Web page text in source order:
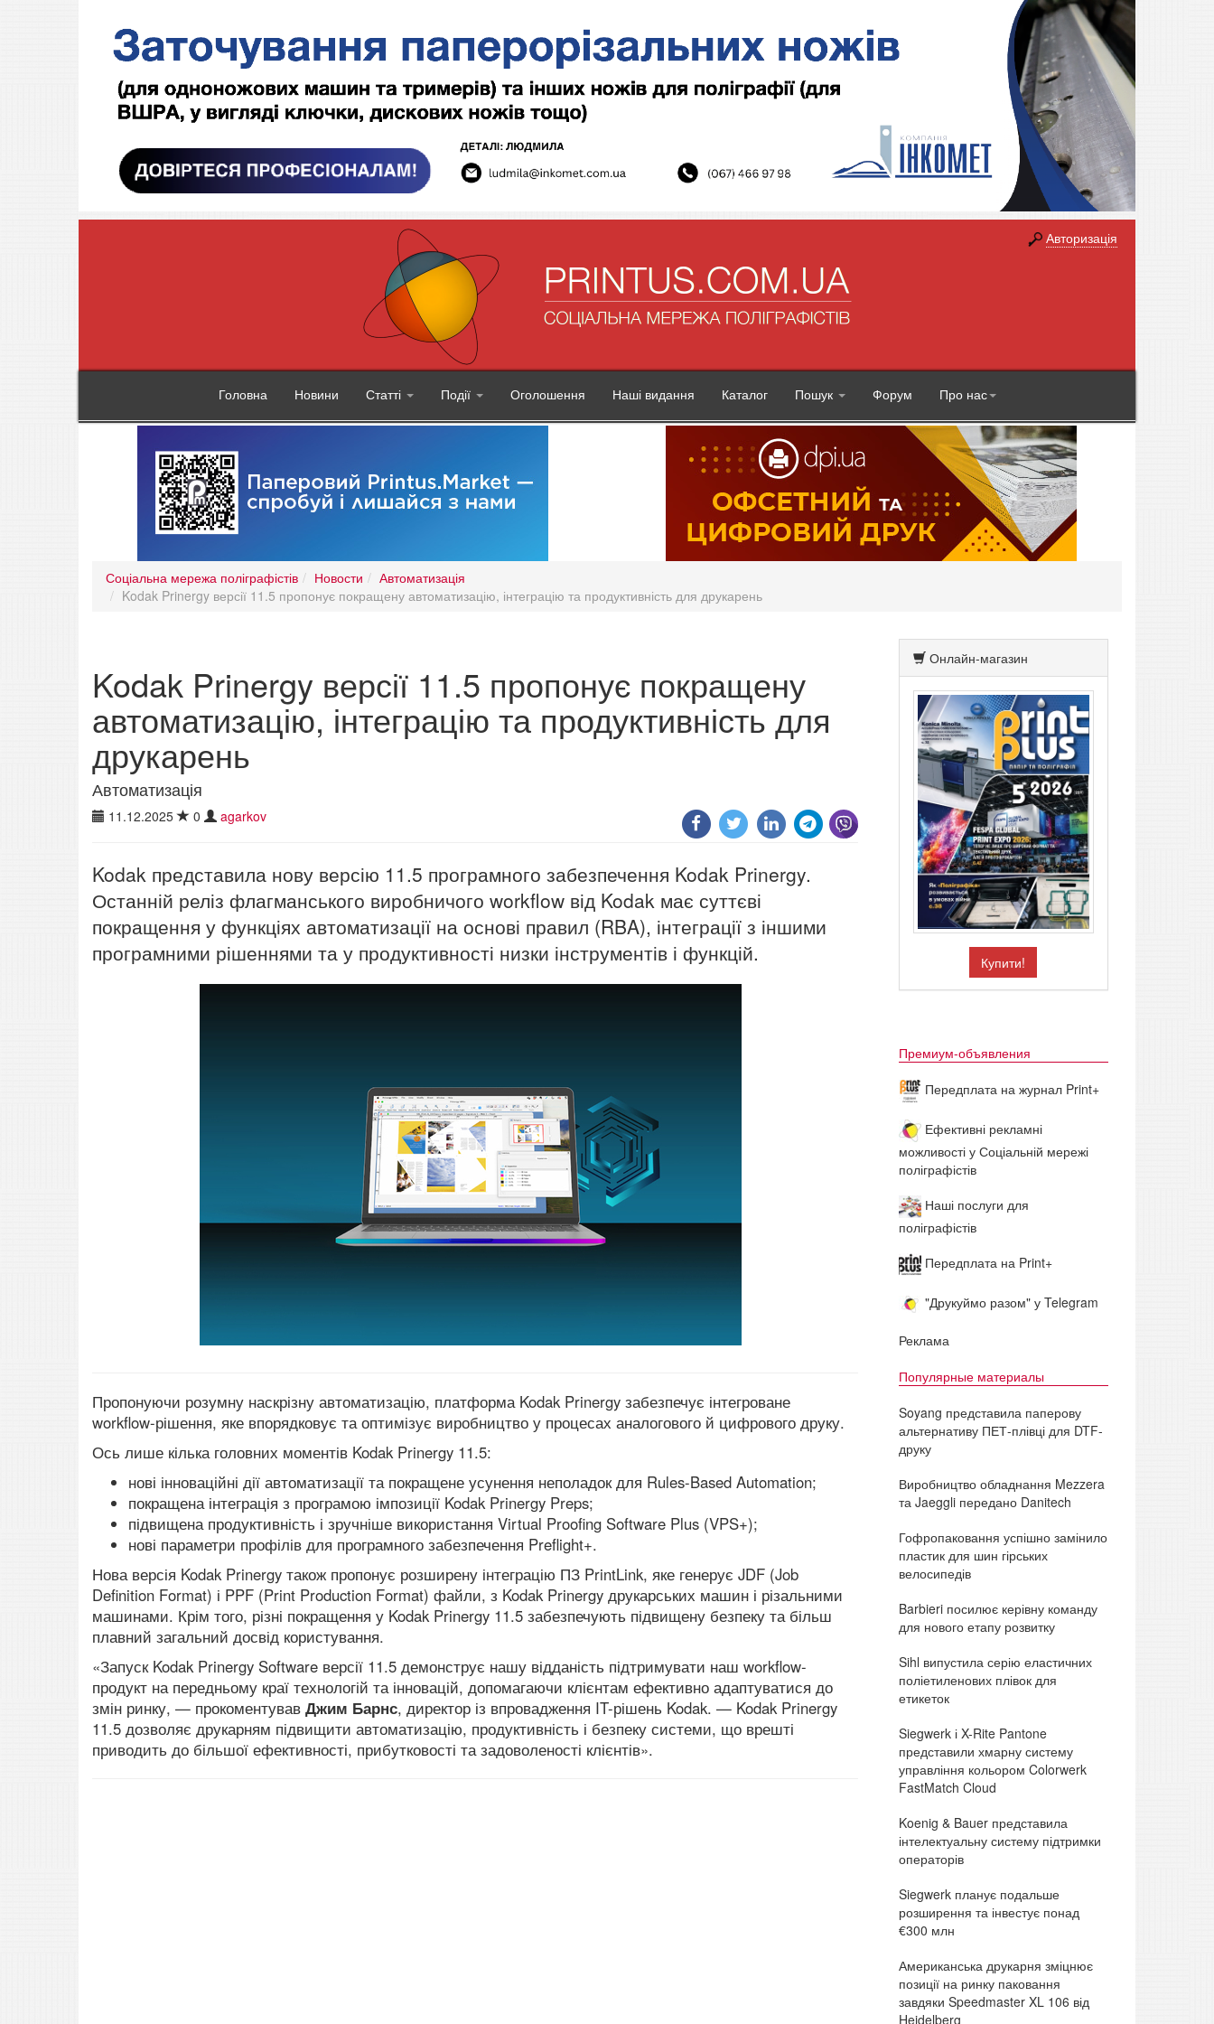
Авторизація
Головна Новини Статті Події Оголошення Наші видання Каталог Пошук Форум Про нас
Соціальна мережа поліграфістів Новости
Автоматизація
Kodak Prinergy версії 11.5 пропонує покращену автоматизацію, інтеграцію та продуктивність для друкарень
Kodak Prinergy версії 11.5 пропонує покращену
автоматизацію, інтеграцію та продуктивність для
друкарень
Автоматизація
11.12.2025 0 agarkov
Kodak представила нову версію 11.5 програмного забезпечення Kodak Prinergy.
Останній реліз флагманського виробничого workflow від Kodak має суттєві
покращення у функціях автоматизації на основі правил (RBA), інтеграції з іншими
програмними рішеннями та у продуктивності низки інструментів і функцій.
Пропонуючи розумну наскрізну автоматизацію, платформа Kodak Prinergy забезпечує інтегроване
workflow-рішення, яке впорядковує та оптимізує виробництво у процесах аналогового й цифрового друку.
Ось лише кілька головних моментів Kodak Prinergy 11.5:
нові інноваційні дії автоматизації та покращене усунення неполадок для Rules-Based Automation;
покращена інтеграція з програмою імпозиції Kodak Prinergy Preps;
підвищена продуктивність і зручніше використання Virtual Proofing Software Plus (VPS+);
нові параметри профілів для програмного забезпечення Preflight+.
Нова версія Kodak Prinergy також пропонує розширену інтеграцію ПЗ PrintLink, яке генерує JDF (Job
Definition Format) і PPF (Print Production Format) файли, з Kodak Prinergy друкарських машин і різальними
машинами. Крім того, різні покращення у Kodak Prinergy 11.5 забезпечують підвищену безпеку та більш
плавний загальний досвід користування.
«Запуск Kodak Prinergy Software версії 11.5 демонструє нашу відданість підтримувати наш workflow-
продукт на передньому краї технологій та інновацій, допомагаючи клієнтам ефективно адаптуватися до
змін ринку, — прокоментував Джим Барнс, директор із впровадження IT-рішень Kodak. — Kodak Prinergy
11.5 дозволяє друкарням підвищити автоматизацію, продуктивність і безпеку системи, що врешті
приводить до більшої ефективності, прибутковості та задоволеності клієнтів».
Онлайн-магазин
Купити!
Премиум-объявления
Передплата на журнал Print+
Ефективні рекламні
можливості у Соціальній мережі
поліграфістів
Наші послуги для
поліграфістів
Передплата на Print+
"Друкуймо разом" у Telegram
Реклама
Популярные материалы
Soyang представила паперову
альтернативу ПЕТ-плівці для DTF-
друку
Виробництво обладнання Mezzera
та Jaeggli передано Danitech
Гофропаковання успішно замінило
пластик для шин гірських
велосипедів
Barbieri посилює керівну команду
для нового етапу розвитку
Sihl випустила серію еластичних
поліетиленових плівок для
етикеток
Siegwerk і X-Rite Pantone
представили хмарну систему
управління кольором Colorwerk
FastMatch Cloud
Koenig & Bauer представила
інтелектуальну систему підтримки
операторів
Siegwerk планує подальше
розширення та інвестує понад
€300 млн
Американська друкарня зміцнює
позиції на ринку паковання
завдяки Speedmaster XL 106 від
Heidelberg